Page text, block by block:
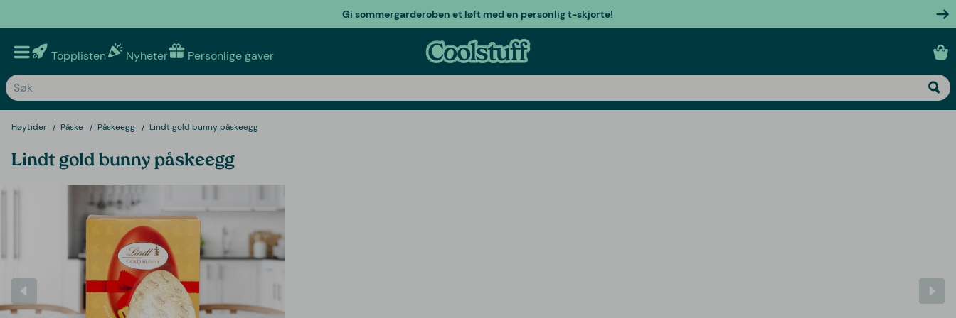
Gi sommergarderoben et løft med en personlig t-skjorte!
Topplisten Nyheter Personlige gaver
Høytider Påske Påskeegg Lindt gold bunny påskeegg
Lindt gold bunny påskeegg